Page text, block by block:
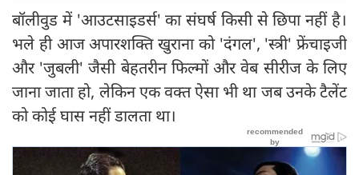
बॉलीवुड में 'आउटसाइडर्स' का संघर्ष किसी से छिपा नहीं है।
भले ही आज अपारशक्ति खुराना को 'दंगल', 'स्त्री' फ्रेंचाइजी
और 'जुबली' जैसी बेहतरीन फिल्मों और वेब सीरीज के लिए
जाना जाता हो, लेकिन एक वक्त ऐसा भी था जब उनके टैलेंट
को कोई घास नहीं डालता था।